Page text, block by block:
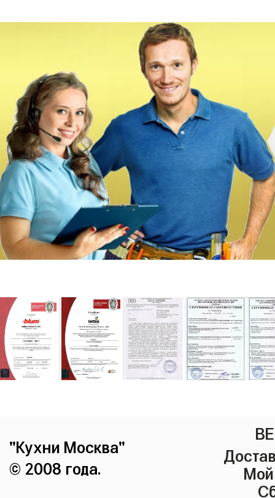
"Кухни Москва"
© 2008 года.